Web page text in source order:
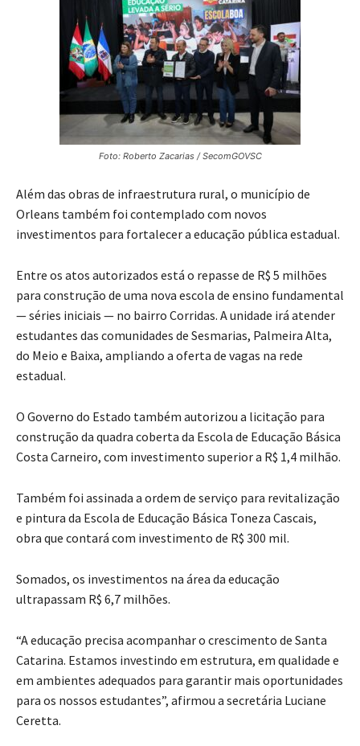
Foto: Roberto Zacarias / SecomGOVSC
Além das obras de infraestrutura rural, o município de
Orleans também foi contemplado com novos
investimentos para fortalecer a educação pública estadual.
Entre os atos autorizados está o repasse de R$ 5 milhões
para construção de uma nova escola de ensino fundamental
— séries iniciais — no bairro Corridas. A unidade irá atender
estudantes das comunidades de Sesmarias, Palmeira Alta,
do Meio e Baixa, ampliando a oferta de vagas na rede
estadual.
O Governo do Estado também autorizou a licitação para
construção da quadra coberta da Escola de Educação Básica
Costa Carneiro, com investimento superior a R$ 1,4 milhão.
Também foi assinada a ordem de serviço para revitalização
e pintura da Escola de Educação Básica Toneza Cascais,
obra que contará com investimento de R$ 300 mil.
Somados, os investimentos na área da educação
ultrapassam R$ 6,7 milhões.
“A educação precisa acompanhar o crescimento de Santa
Catarina. Estamos investindo em estrutura, em qualidade e
em ambientes adequados para garantir mais oportunidades
para os nossos estudantes”, afirmou a secretária Luciane
Ceretta.